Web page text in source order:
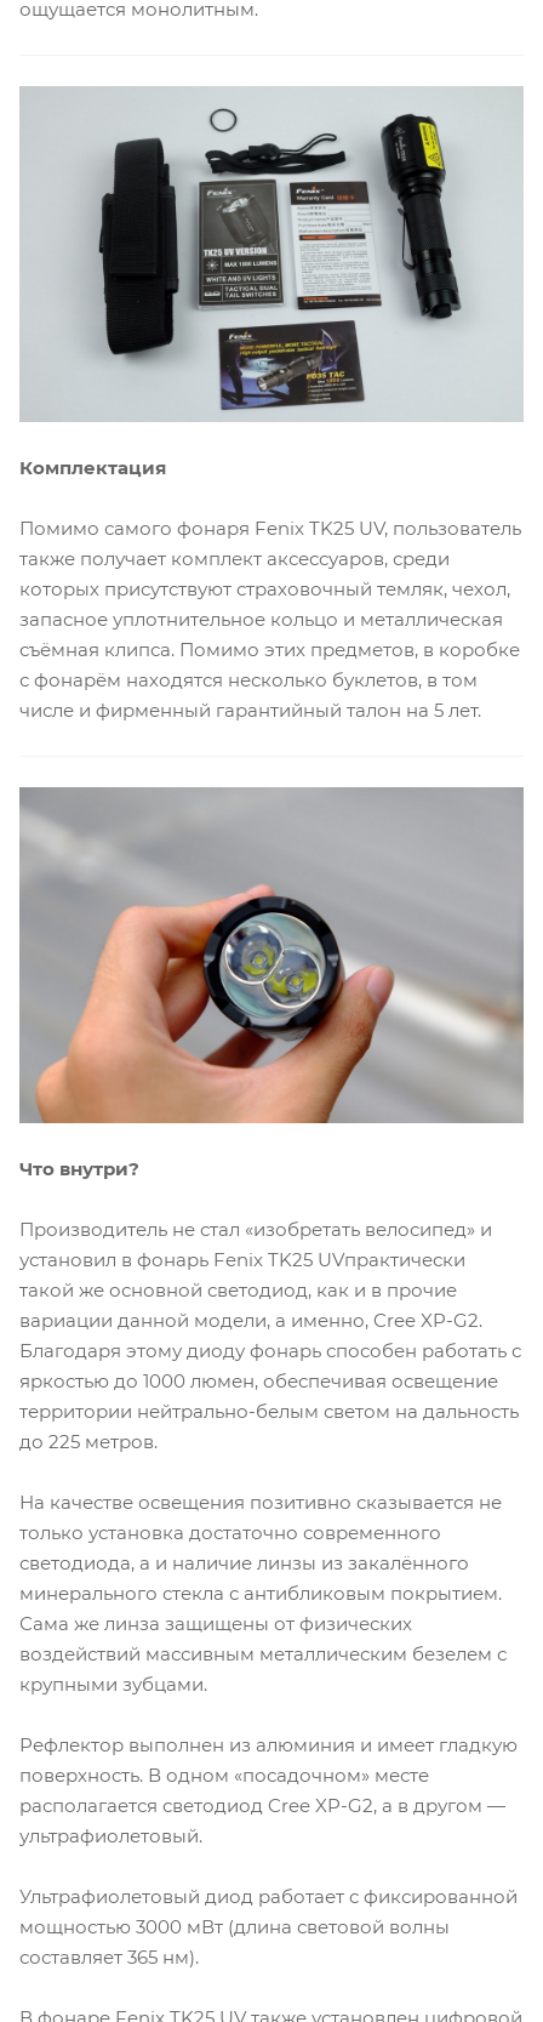
ощущается монолитным.
Комплектация
Помимо самого фонаря Fenix TK25 UV, пользователь
также получает комплект аксессуаров, среди
которых присутствуют страховочный темляк, чехол,
запасное уплотнительное кольцо и металлическая
съёмная клипса. Помимо этих предметов, в коробке
с фонарём находятся несколько буклетов, в том
числе и фирменный гарантийный талон на 5 лет.
Что внутри?
Производитель не стал «изобретать велосипед» и
установил в фонарь Fenix TK25 UVпрактически
такой же основной светодиод, как и в прочие
вариации данной модели, а именно, Cree XP-G2.
Благодаря этому диоду фонарь способен работать с
яркостью до 1000 люмен, обеспечивая освещение
территории нейтрально-белым светом на дальность
до 225 метров.
На качестве освещения позитивно сказывается не
только установка достаточно современного
светодиода, а и наличие линзы из закалённого
минерального стекла с антибликовым покрытием.
Сама же линза защищены от физических
воздействий массивным металлическим безелем с
крупными зубцами.
Рефлектор выполнен из алюминия и имеет гладкую
поверхность. В одном «посадочном» месте
располагается светодиод Cree XP-G2, а в другом —
ультрафиолетовый.
Ультрафиолетовый диод работает с фиксированной
мощностью 3000 мВт (длина световой волны
составляет 365 нм).
В фонаре Fenix TK25 UV также установлен цифровой